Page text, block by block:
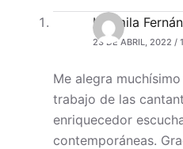
Ludmila
23 DE ABRIL, 2022 /
Me alegra
trabajo de las
enriquecedor
contemporáneas.